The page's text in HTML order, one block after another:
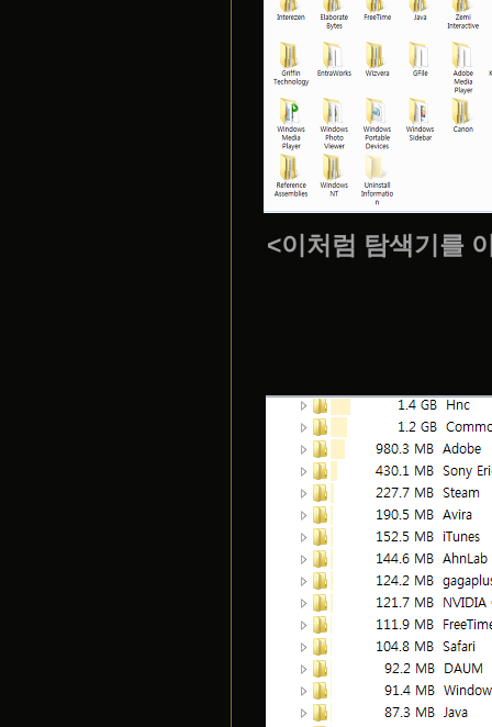
<이처럼 탐색기를